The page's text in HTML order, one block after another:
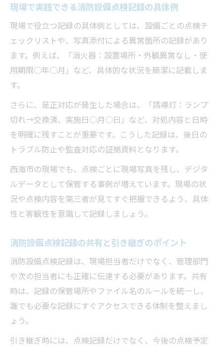
現場で実践できる消防設備点検記録の具体例
現場で役立つ記録の具体例としては、設備ごとの点検チ
ェックリストや、写真添付による異常箇所の記録があり
ます。例えば、「消火器：設置場所・外観異常なし・使
用期限○年○月」など、具体的な状況を簡潔に記載しま
す。
さらに、是正対応が発生した場合は、「誘導灯：ランプ
切れ→交換済、実施日○月○日」など、対処内容と日時
を明確に残すことが重要です。こうした記録は、後日の
トラブル防止や監査対応の証拠資料となります。
西海市の現場でも、点検ごとに現場写真を残し、デジタ
ルデータとして保管する事例が増えています。現場の状
況や点検内容を第三者が見てすぐ把握できるよう、具体
性と客観性を意識して記録しましょう。
消防設備点検記録の共有と引き継ぎのポイント
消防設備点検記録は、現場担当者だけでなく、管理部門
や次の担当者にも正確に伝達する必要があります。共有
時は、記録の保管場所やファイル名のルールを統一し、
誰でも必要な記録にすぐアクセスできる体制を整えまし
ょう。
引き継ぎ時には、点検記録だけでなく、今後の点検予定